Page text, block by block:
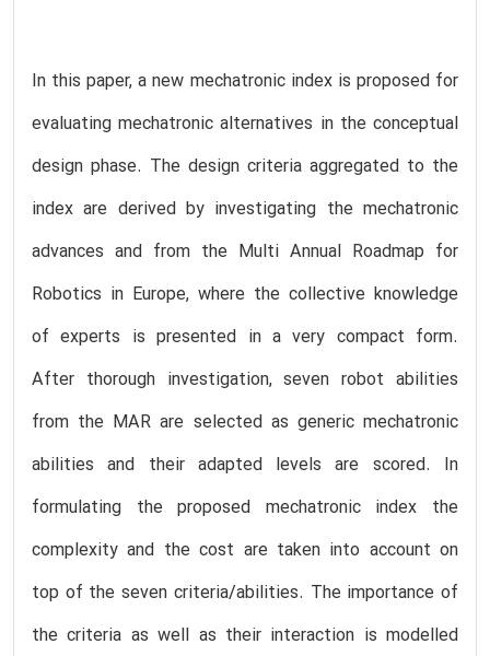
In this paper, a new mechatronic index is proposed for
evaluating mechatronic alternatives in the conceptual
design phase. The design criteria aggregated to the
index are derived by investigating the mechatronic
advances and from the Multi Annual Roadmap for
Robotics in Europe, where the collective knowledge
of experts is presented in a very compact form.
After thorough investigation, seven robot abilities
from the MAR are selected as generic mechatronic
abilities and their adapted levels are scored. In
formulating the proposed mechatronic index the
complexity and the cost are taken into account on
top of the seven criteria/abilities. The importance of
the criteria as well as their interaction is modelled